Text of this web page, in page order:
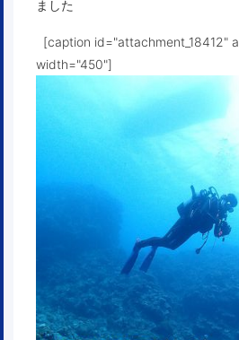
ました
[caption id="attachment_18412"
width="450"]